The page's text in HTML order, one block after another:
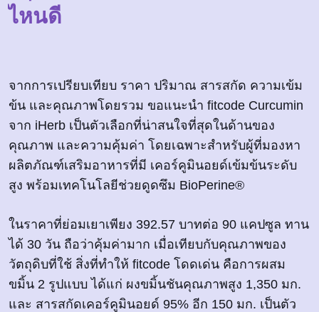
ไหนดี
จากการเปรียบเทียบ ราคา ปริมาณ สารสกัด ความเข้ม
ข้น และคุณภาพโดยรวม ขอแนะนำ fitcode Curcumin
จาก iHerb เป็นตัวเลือกที่น่าสนใจที่สุดในด้านของ
คุณภาพ และความคุ้มค่า โดยเฉพาะสำหรับผู้ที่มองหา
ผลิตภัณฑ์เสริมอาหารที่มี เคอร์คูมินอยด์เข้มข้นระดับ
สูง พร้อมเทคโนโลยีช่วยดูดซึม BioPerine®
ในราคาที่ย่อมเยาเพียง 392.57 บาทต่อ 90 แคปซูล ทาน
ได้ 30 วัน ถือว่าคุ้มค่ามาก เมื่อเทียบกับคุณภาพของ
วัตถุดิบที่ใช้ สิ่งที่ทำให้ fitcode โดดเด่น คือการผสม
ขมิ้น 2 รูปแบบ ได้แก่ ผงขมิ้นชันคุณภาพสูง 1,350 มก.
และ สารสกัดเคอร์คูมินอยด์ 95% อีก 150 มก. เป็นตัว